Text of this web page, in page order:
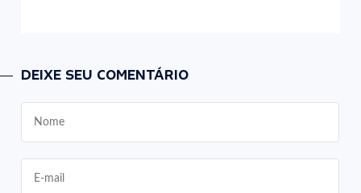
DEIXE SEU COMENTÁRIO